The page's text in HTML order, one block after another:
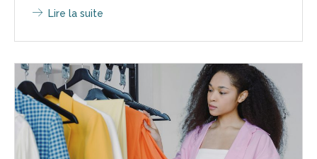
Lire la suite